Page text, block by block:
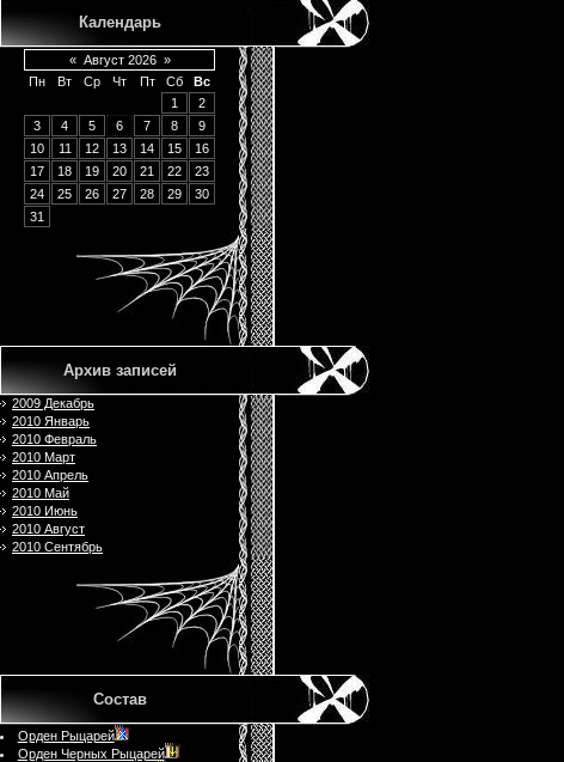
Календарь
« Август 2026 »
Пн
Вт Ср Чт Пт Сб
Вс
1
2
3
4 5 6 7 8
9
10
11 12 13 14 15
16
17
18 19 20 21 22
23
24
25 26 27 28 29
30
31
Архив записей
2009 Декабрь
2010 Январь
2010 Февраль
2010 Март
2010 Апрель
2010 Май
2010 Июнь
2010 Август
2010 Сентябрь
Состав
Орден Рыцарей
Орден Черных Рыцарей